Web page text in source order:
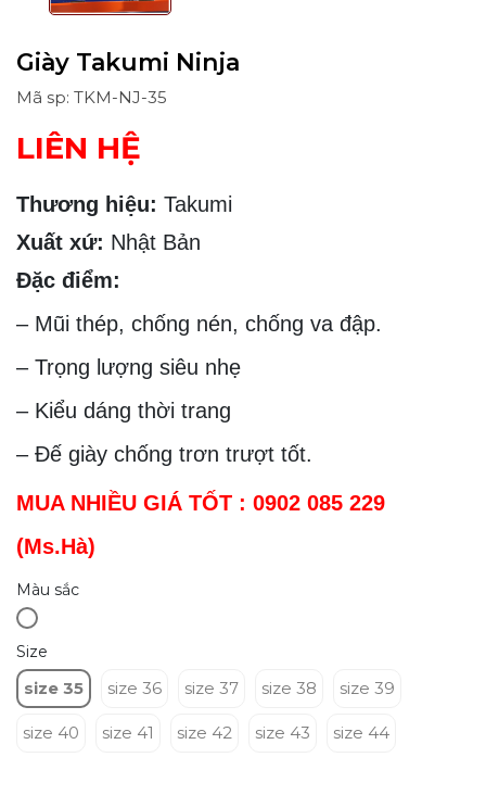
Giày Takumi Ninja
Mã sp: TKM-NJ-35
LIÊN HỆ
Thương hiệu: Takumi
Xuất xứ: Nhật Bản
Đặc điểm:
– Mũi thép, chống nén, chống va đập.
– Trọng lượng siêu nhẹ
– Kiểu dáng thời trang
– Đế giày chống trơn trượt tốt.
MUA NHIỀU GIÁ TỐT : 0902 085 229
(Ms.Hà)
Màu sắc
Size
size 35 size 36 size 37 size 38 size 39
size 40 size 41 size 42 size 43 size 44